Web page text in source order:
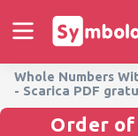
Whole Numbers
- Scarica PDF
Order of